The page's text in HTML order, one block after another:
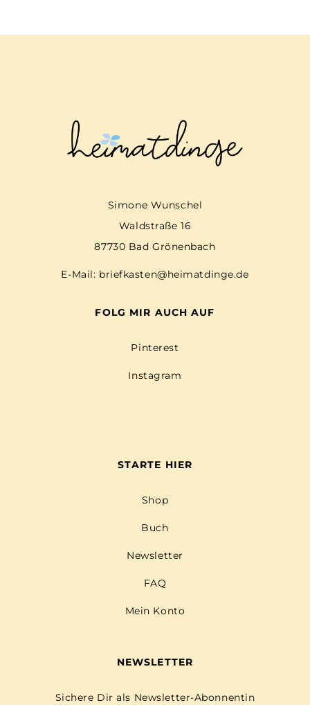
Simone Wunschel
Waldstraße 16
87730 Bad Grönenbach
E-Mail: briefkasten@heimatdinge.de
FOLG MIR AUCH AUF
Pinterest
Instagram
STARTE HIER
Shop
Buch
Newsletter
FAQ
Mein Konto
NEWSLETTER
Sichere Dir als Newsletter-Abonnentin